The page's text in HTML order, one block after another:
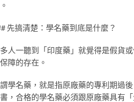
先搞清楚：學名藥到底是什麼？
人一聽到「印度藥」就覺得是假貨
障的存在。
學名藥，就是指原廠藥的專利期過
，合格的學名藥必須跟原廠藥具有